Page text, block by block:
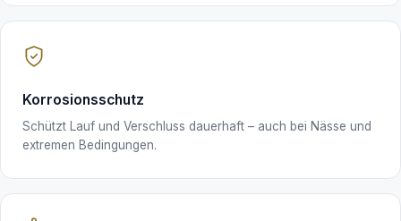
Korrosionsschutz
Schützt Lauf und Verschluss dauerhaft – auch bei Nässe und
extremen Bedingungen.